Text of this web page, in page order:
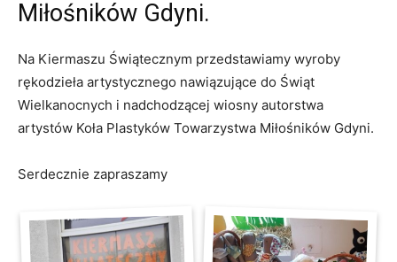
Miłośników Gdyni.
Na Kiermaszu Świątecznym przedstawiamy wyroby
rękodzieła artystycznego nawiązujące do Świąt
Wielkanocnych i nadchodzącej wiosny autorstwa
artystów Koła Plastyków Towarzystwa Miłośników Gdyni.
Serdecznie zapraszamy